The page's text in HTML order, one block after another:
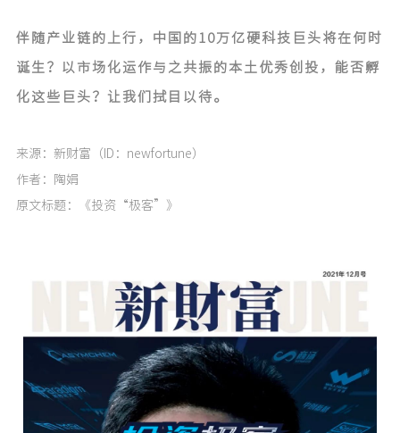
伴随产业链的上行，中国的10万亿硬科技巨头将在何时
诞生？以市场化运作与之共振的本土优秀创投，能否孵
化这些巨头？让我们拭目以待。
来源：新财富（ID：newfortune）
作者：陶娟
原文标题：《投资“极客”》